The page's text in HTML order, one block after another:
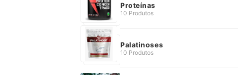
Proteínas
10 Produtos
Palatinoses
10 Produtos